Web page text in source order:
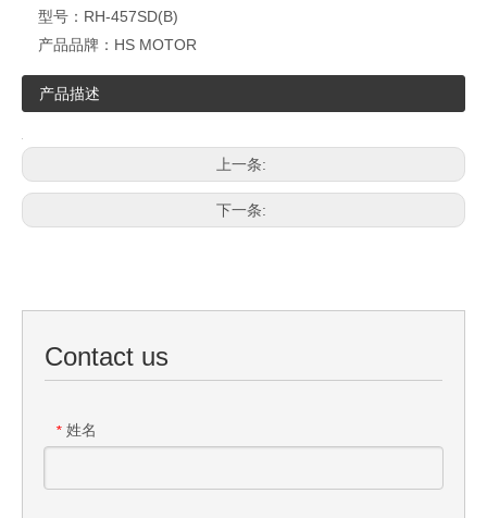
型号： RH-457SD(B)
产品品牌： HS MOTOR
产品描述
上一条:
下一条:
Contact us
* 姓名